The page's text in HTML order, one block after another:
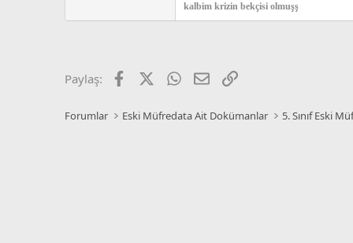
kalbim krizin bekçisi olmuşş
Paylaş: Facebook WhatsApp
E-postaLink
Forumlar Eski Müfredata Ait Dokümanlar 5. Sınıf Eski